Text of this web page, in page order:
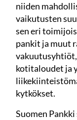
niiden
vaikutusten
sen eri
pankit ja muut
kotitaloudet ja
kytkökset.
Suomen Pankki